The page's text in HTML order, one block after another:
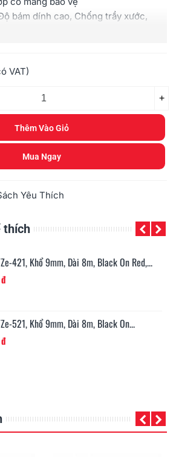
bám dính cao, Chống trầy xước,
Chống thấm nước, Chịu được
VAT)
+
Thêm Vào Giỏ
Mua Ngay
Yêu Thích
thích
621, Khổ 9mm, Dài 8m, Black On...
721, Khổ 9mm, Dài 8m, Black On...